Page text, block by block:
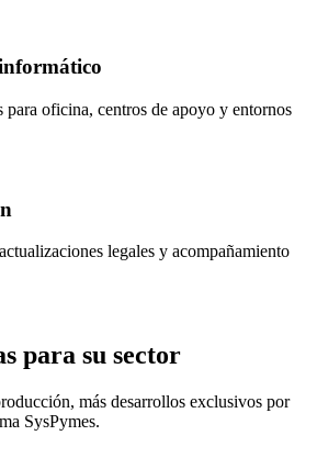
para oficina, centros de apoyo y entornos
legales y acompañamiento
para su sector
más desarrollos exclusivos por
SysPymes.